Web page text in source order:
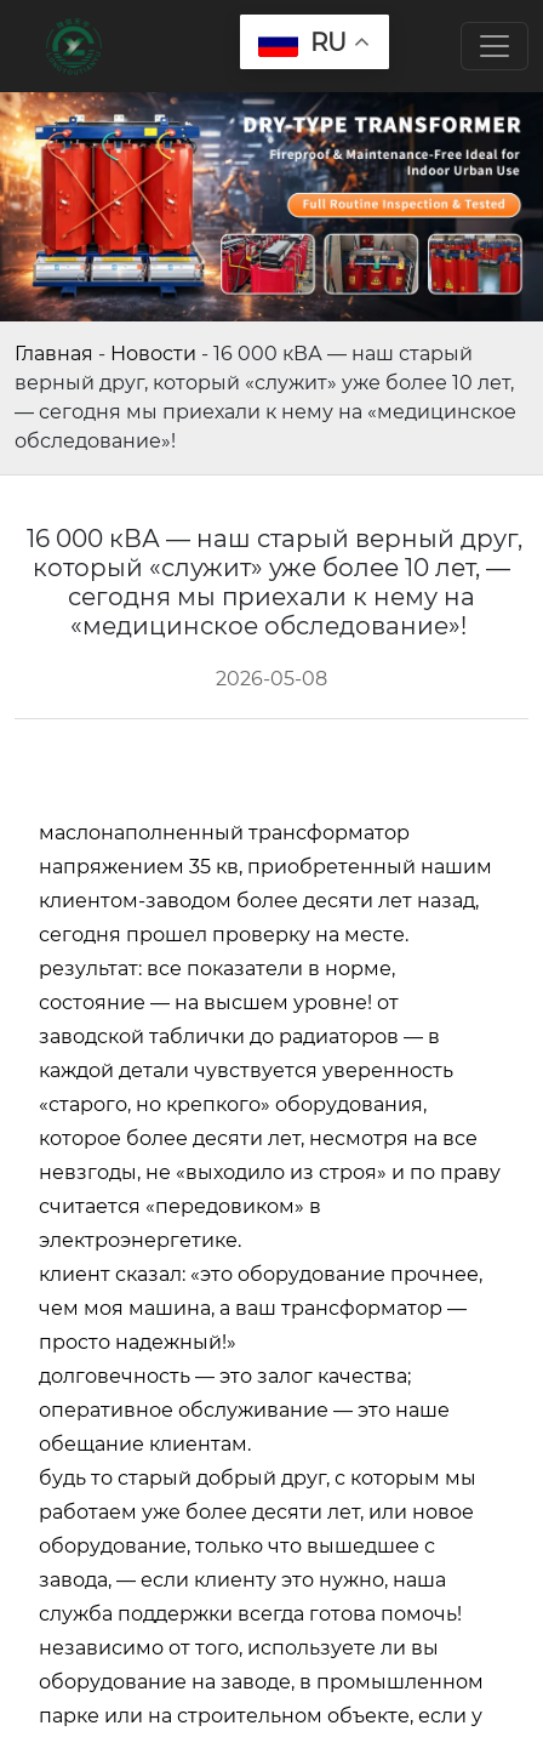
RU
Главная - Новости - 16 000 кВА — наш старый
верный друг, который «служит» уже более 10 лет,
— сегодня мы приехали к нему на «медицинское
обследование»!
16 000 кВА — наш старый верный друг,
который «служит» уже более 10 лет, —
сегодня мы приехали к нему на
«медицинское обследование»!
2026-05-08
маслонаполненный трансформатор
напряжением 35 кв, приобретенный нашим
клиентом-заводом более десяти лет назад,
сегодня прошел проверку на месте.
результат: все показатели в норме,
состояние — на высшем уровне! от
заводской таблички до радиаторов — в
каждой детали чувствуется уверенность
«старого, но крепкого» оборудования,
которое более десяти лет, несмотря на все
невзгоды, не «выходило из строя» и по праву
считается «передовиком» в
электроэнергетике.
клиент сказал: «это оборудование прочнее,
чем моя машина, а ваш трансформатор —
просто надежный!»
долговечность — это залог качества;
оперативное обслуживание — это наше
обещание клиентам.
будь то старый добрый друг, с которым мы
работаем уже более десяти лет, или новое
оборудование, только что вышедшее с
завода, — если клиенту это нужно, наша
служба поддержки всегда готова помочь!
независимо от того, используете ли вы
оборудование на заводе, в промышленном
парке или на строительном объекте, если у